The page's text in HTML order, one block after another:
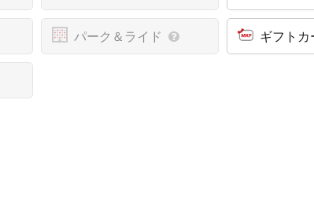
パーク＆ライド ギフト